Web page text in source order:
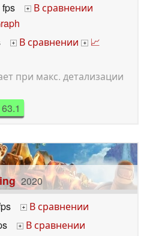
fps + В сравнении
+ В сравнении + 📈
при макс. детализации
63.1
2020
+
В сравнении
+ В сравнении